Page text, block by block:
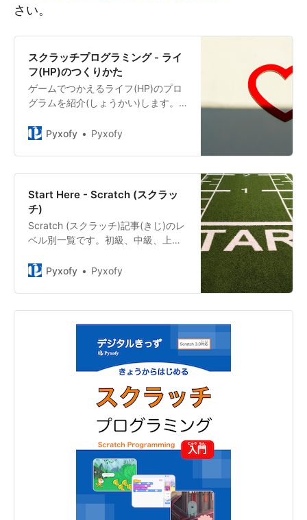
さい。
スクラッチプログラミング - ライ
フ(HP)のつくりかた
ゲームでつかえるライフ(HP)のプロ
グラムを紹介(しょうかい)します。
(ひょうじ)して、ダメージをうけた
グラミングします。
Pyxofy Pyxofy
Start Here - Scratch (スクラッ
チ)
Scratch (スクラッチ)記事(きじ)のレ
ベル別一覧です。初級、中級、上
た。Pyxofy Pyxofy